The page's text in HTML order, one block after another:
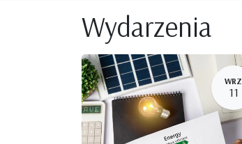
Wydarzenia
WRZ
11